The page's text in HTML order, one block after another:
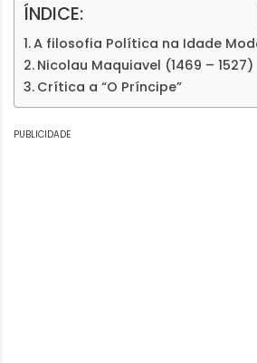
ÍNDICE:
A filosofia Política na Idade
Nicolau Maquiavel (1469 – 1527)
Crítica a “O Príncipe”
PUBLICIDADE